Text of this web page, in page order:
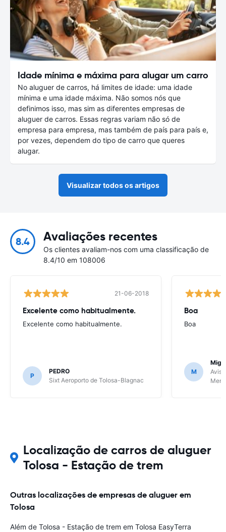
Idade mínima e máxima para alugar um carro
No aluguer de carros, há limites de idade: uma idade
mínima e uma idade máxima. Não somos nós que
definimos isso, mas sim as diferentes empresas de
aluguer de carros. Essas regras variam não só de
empresa para empresa, mas também de país para país e,
por vezes, dependem do tipo de carro que queres
alugar.
Visualizar todos os artigos
8.4 Avaliações recentes
Os clientes avaliam-nos com uma classificação de
8.4/10 em 108006
21-06-2018
Excelente como habitualmente.
Excelente como habitualmente.
P
PEDRO
Sixt Aeroporto de Tolosa-Blagnac
Boa
Boa
M
Avis
Localização de carros de aluguer
Tolosa - Estação de trem
Outras localizações de empresas de aluguer em
Tolosa
Além de Tolosa - Estação de trem em Tolosa EasyTerra